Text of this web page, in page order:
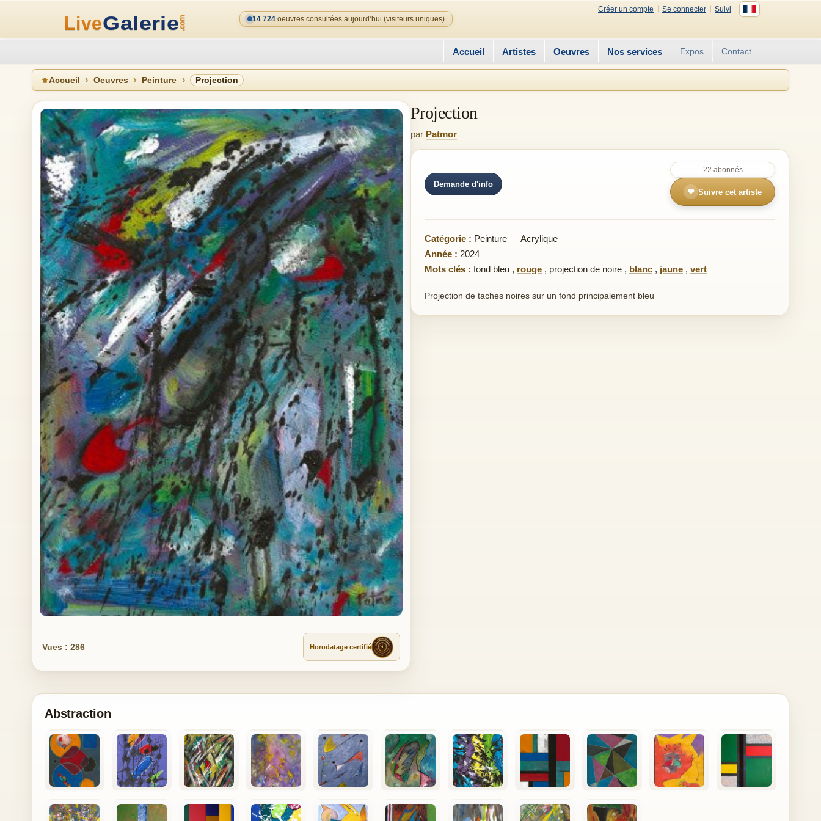
Créer un compte Se connecter
Suivi
14 724 oeuvres consultées aujourd’hui (visiteurs uniques)
Accueil Artistes Oeuvres Nos services Expos Contact
Accueil Oeuvres Peinture Projection
Vues : 286 Horodatage certifié
Projection
par Patmor
Demande d'info
22 abonnés
❤ Suivre cet artiste
Catégorie : Peinture — Acrylique
Année : 2024
Mots clés : fond bleu , rouge , projection de noire , blanc , jaune , vert
Projection de taches noires sur un fond principalement bleu
Abstraction